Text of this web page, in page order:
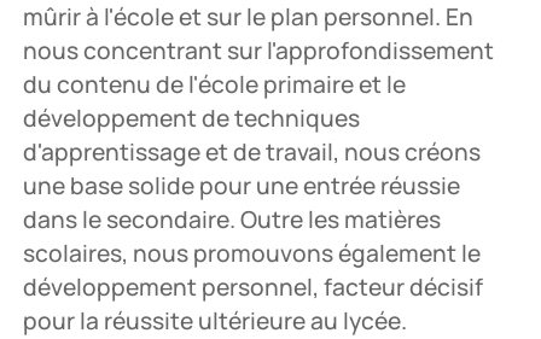
mûrir à l'école et sur le plan personnel. En
nous concentrant sur l'approfondissement
du contenu de l'école primaire et le
développement de techniques
d'apprentissage et de travail, nous créons
une base solide pour une entrée réussie
dans le secondaire. Outre les matières
scolaires, nous promouvons également le
développement personnel, facteur décisif
pour la réussite ultérieure au lycée.